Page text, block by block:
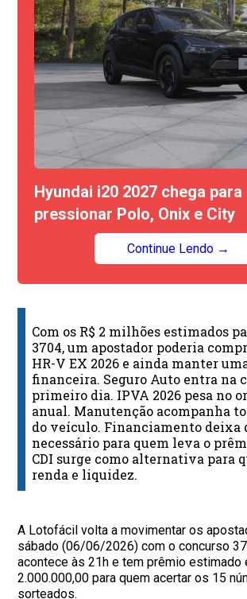
Hyundai i20 2027 chega para
pressionar Polo, Onix e City
Continue Lendo →
Com os R$ 2 milhões estimados
3704, um apostador poderia
HR-V EX 2026 e ainda manter
financeira. Seguro Auto entra na
primeiro dia. IPVA 2026 pesa no
anual. Manutenção acompanha
do veículo. Financiamento deixa
necessário para quem leva o
CDI surge como alternativa para
renda e liquidez.
A Lotofácil volta a movimentar os
sábado (06/06/2026) com o concurso
acontece às 21h e tem prêmio estimado
2.000.000,00 para quem acertar os 15
sorteados.